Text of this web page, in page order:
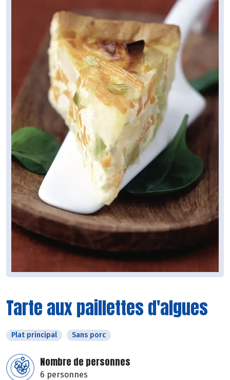
Tarte aux paillettes d'algues
Plat principal Sans porc
Nombre de personnes
6 personnes